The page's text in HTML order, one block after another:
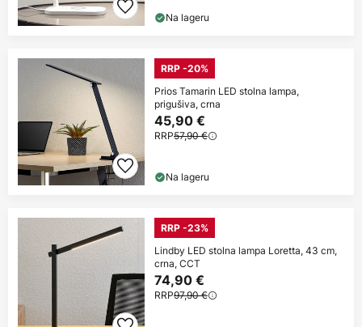
Na lageru
RRP -20%
Prios Tamarin LED stolna lampa,
prigušiva, crna
45,90 €
RRP57,90 €
Na lageru
RRP -23%
Lindby LED stolna lampa Loretta, 43 cm,
crna, CCT
74,90 €
RRP97,90 €